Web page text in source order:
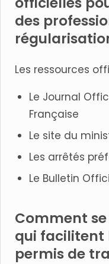
des
Les ressources
Le Journal
Française
Le site du
Les arrêtés
Le Bulletin
Comment
qui facilitent
permis de